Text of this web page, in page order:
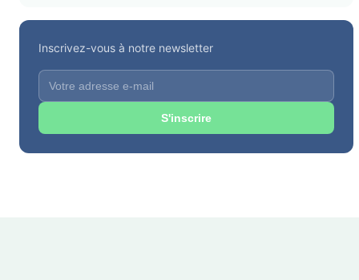
Inscrivez-vous à notre newsletter
S'inscrire